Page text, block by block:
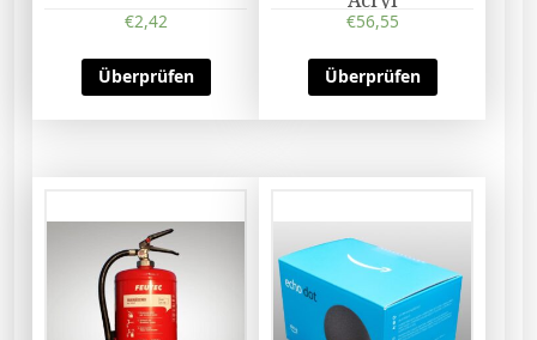
€2,42
Überprüfen
€56,55
Überprüfen